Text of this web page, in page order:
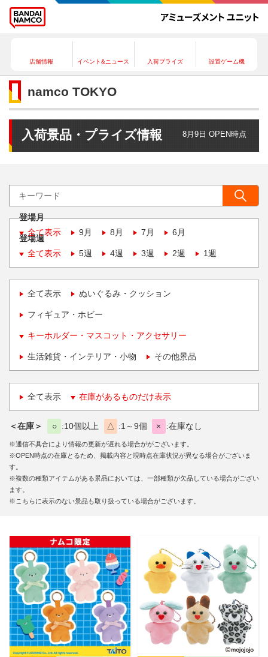
店舗情報 イベント&ニュース 入荷プライズ 設置ゲーム機
namco TOKYO
入荷景品・プライズ情報 8月9日 OPEN時点
登場月
全て表示
9月 8月 7月 6月
登場週
全て表示
5週 4週 3週 2週 1週
全て表示 ぬいぐるみ・クッション
フィギュア・ホビー
キーホルダー・マスコット・アクセサリー
生活雑貨・インテリア・小物 その他景品
全て表示 在庫があるものだけ表示
＜在庫＞ ○ 10個以上 △ 1～9個 × 在庫なし
※通信不具合により情報の更新が遅れる場合ががございます。
※OPEN時点の在庫とるため、掲載内容と現時点在庫状況が異なる場合がございま
す。
※複数の種類アイテムがある景品においては、一部種類が欠品している場合がござい
ます。
※こちらに表示のない景品も取り扱っている場合がございます。